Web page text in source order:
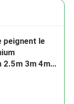
peignent le
2.5m 3m 4m